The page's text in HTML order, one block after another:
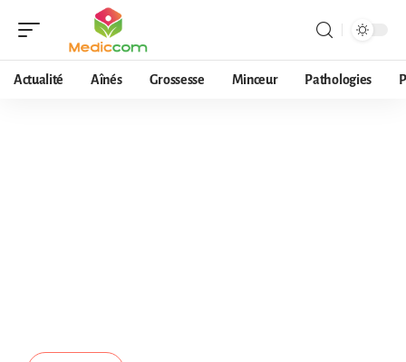
Actualité Aînés Grossesse Minceur Pathologies